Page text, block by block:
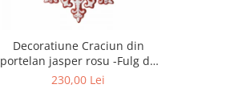
Decoratiune Craciun din
portelan jasper rosu -Fulg de
nea neoclassic
230,00 Lei